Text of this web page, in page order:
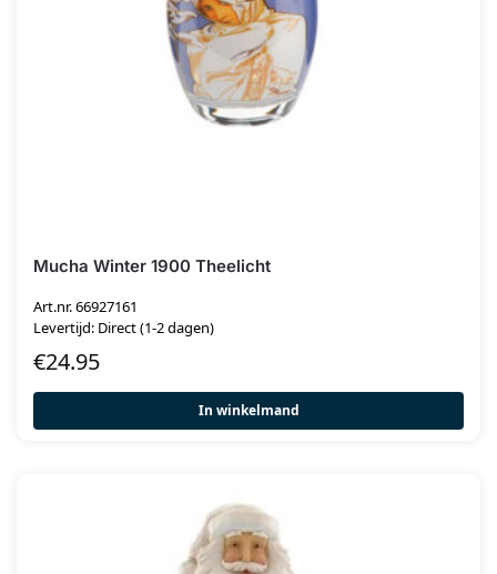
Mucha Winter 1900 Theelicht
Art.nr. 66927161
Levertijd: Direct (1-2 dagen)
€24.95
In winkelmand